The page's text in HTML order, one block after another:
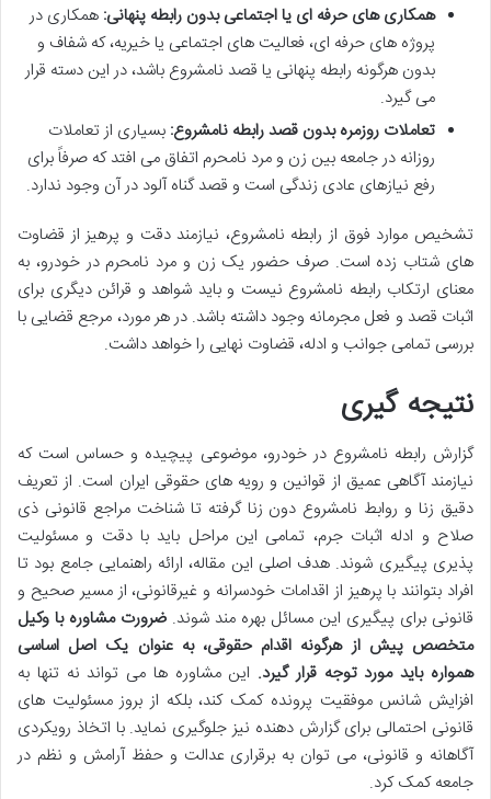
همکاری های حرفه ای یا اجتماعی بدون رابطه پنهانی: همکاری در
پروژه های حرفه ای، فعالیت های اجتماعی یا خیریه، که شفاف و
بدون هرگونه رابطه پنهانی یا قصد نامشروع باشد، در این دسته قرار
می گیرد.
تعاملات روزمره بدون قصد رابطه نامشروع: بسیاری از تعاملات
روزانه در جامعه بین زن و مرد نامحرم اتفاق می افتد که صرفاً برای
رفع نیازهای عادی زندگی است و قصد گناه آلود در آن وجود ندارد.
تشخیص موارد فوق از رابطه نامشروع، نیازمند دقت و پرهیز از قضاوت
های شتاب زده است. صرف حضور یک زن و مرد نامحرم در خودرو، به
معنای ارتکاب رابطه نامشروع نیست و باید شواهد و قرائن دیگری برای
اثبات قصد و فعل مجرمانه وجود داشته باشد. در هر مورد، مرجع قضایی با
بررسی تمامی جوانب و ادله، قضاوت نهایی را خواهد داشت.
نتیجه گیری
گزارش رابطه نامشروع در خودرو، موضوعی پیچیده و حساس است که
نیازمند آگاهی عمیق از قوانین و رویه های حقوقی ایران است. از تعریف
دقیق زنا و روابط نامشروع دون زنا گرفته تا شناخت مراجع قانونی ذی
صلاح و ادله اثبات جرم، تمامی این مراحل باید با دقت و مسئولیت
پذیری پیگیری شوند. هدف اصلی این مقاله، ارائه راهنمایی جامع بود تا
افراد بتوانند با پرهیز از اقدامات خودسرانه و غیرقانونی، از مسیر صحیح و
قانونی برای پیگیری این مسائل بهره مند شوند. ضرورت مشاوره با وکیل
متخصص پیش از هرگونه اقدام حقوقی، به عنوان یک اصل اساسی
همواره باید مورد توجه قرار گیرد. این مشاوره ها می تواند نه تنها به
افزایش شانس موفقیت پرونده کمک کند، بلکه از بروز مسئولیت های
قانونی احتمالی برای گزارش دهنده نیز جلوگیری نماید. با اتخاذ رویکردی
آگاهانه و قانونی، می توان به برقراری عدالت و حفظ آرامش و نظم در
جامعه کمک کرد.